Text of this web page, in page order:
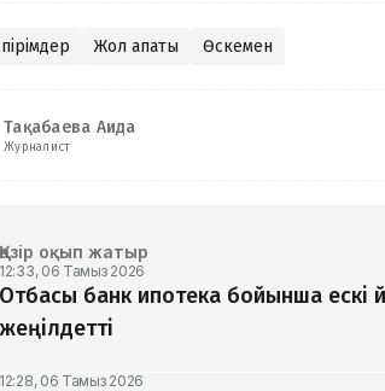
Жол апаты Өскемен
Тақабаева Аида
Журналист
Қазір оқып жатыр
12:33, 06 Тамыз 2026
Отбасы банк ипотека бойынша ескі
жеңілдетті
12:28, 06 Тамыз 2026